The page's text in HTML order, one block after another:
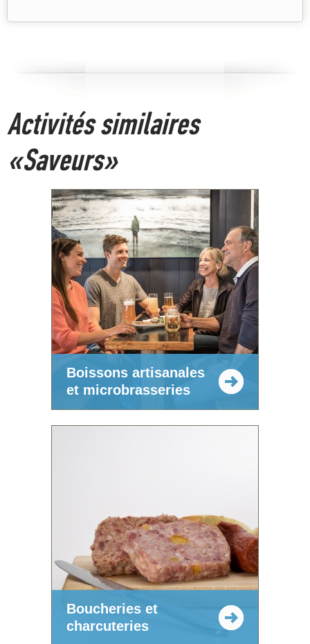
Activités similaires
«Saveurs»
Boissons artisanales
et microbrasseries
Boucheries et
charcuteries